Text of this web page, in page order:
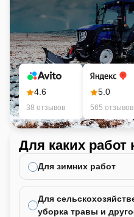
4.6
38 отзывов
5.0
565 отзывов
Для каких работ
Для зимних работ
Для
уборка травы и